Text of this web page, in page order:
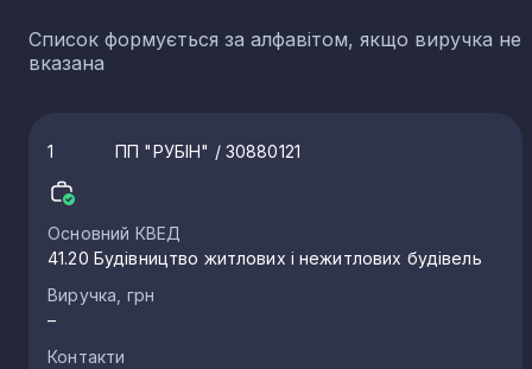
Список формується за алфавітом, якщо виручка не
вказана
1 ПП "РУБІН" / 30880121
Основний КВЕД
41.20 Будівництво житлових і нежитлових будівель
Виручка, грн
–
Контакти